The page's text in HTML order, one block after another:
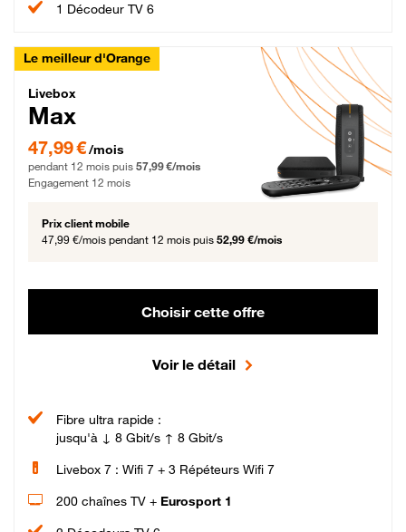
1 Décodeur TV 6
Le meilleur d'Orange
Livebox Max Fibre
Livebox
Max
47,99 € par mois pendant 12 mois puis 57,99 € par mois, Engagement 12 mois
47,99 €/mois
pendant 12 mois puis 57,99 €/mois
Engagement 12 mois
Prix client mobile
47,99 €/mois pendant 12 mois puis 52,99 €/mois
Choisir cette offre
Voir le détail
Fibre ultra rapide :
jusqu'à ↓ 8 Gbit/s ↑ 8 Gbit/s
Livebox 7 : Wifi 7 + 3 Répéteurs Wifi 7
200 chaînes TV + Eurosport 1